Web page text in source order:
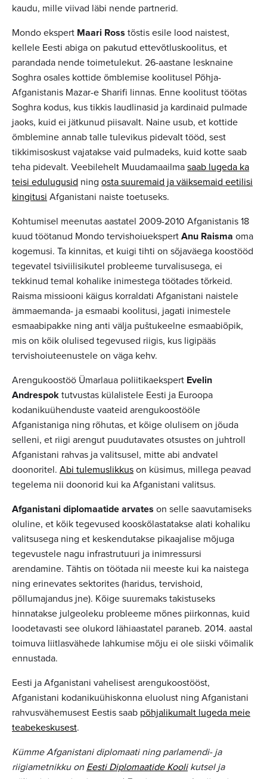
kaudu, mille viivad läbi nende partnerid.
Mondo ekspert Maari Ross tõstis esile lood naistest,
kellele Eesti abiga on pakutud ettevõtluskoolitus, et
parandada nende toimetulekut. 26-aastane lesknaine
Soghra osales kottide õmblemise koolitusel Põhja-
Afganistanis Mazar-e Sharifi linnas. Enne koolitust töötas
Soghra kodus, kus tikkis laudlinasid ja kardinaid pulmade
jaoks, kuid ei jätkunud piisavalt. Naine usub, et kottide
õmblemine annab talle tulevikus pidevalt tööd, sest
tikkimisoskust vajatakse vaid pulmadeks, kuid kotte saab
teha pidevalt. Veebilehelt Muudamaailma saab lugeda ka
teisi edulugusid ning osta suuremaid ja väiksemaid eetilisi
kingitusi Afganistani naiste toetuseks.
Kohtumisel meenutas aastatel 2009-2010 Afganistanis 18
kuud töötanud Mondo tervishoiuekspert Anu Raisma oma
kogemusi. Ta kinnitas, et kuigi tihti on sõjaväega koostööd
tegevatel tsiviilisikutel probleeme turvalisusega, ei
tekkinud temal kohalike inimestega töötades tõrkeid.
Raisma missiooni käigus korraldati Afganistani naistele
ämmaemanda- ja esmaabi koolitusi, jagati inimestele
esmaabipakke ning anti välja puštukeelne esmaabiõpik,
mis on kõik olulised tegevused riigis, kus ligipääs
tervishoiuteenustele on väga kehv.
Arengukoostöö Ümarlaua poliitikaekspert Evelin
Andrespok tutvustas külalistele Eesti ja Euroopa
kodanikuühenduste vaateid arengukoostööle
Afganistaniga ning rõhutas, et kõige olulisem on jõuda
selleni, et riigi arengut puudutavates otsustes on juhtroll
Afganistani rahvas ja valitsusel, mitte abi andvatel
doonoritel. Abi tulemuslikkus on küsimus, millega peavad
tegelema nii doonorid kui ka Afganistani valitsus.
Afganistani diplomaatide arvates on selle saavutamiseks
oluline, et kõik tegevused kooskõlastatakse alati kohaliku
valitsusega ning et keskendutakse pikaajalise mõjuga
tegevustele nagu infrastrutuuri ja inimressursi
arendamine. Tähtis on töötada nii meeste kui ka naistega
ning erinevates sektorites (haridus, tervishoid,
põllumajandus jne). Kõige suuremaks takistuseks
hinnatakse julgeoleku probleeme mõnes piirkonnas, kuid
loodetavasti see olukord lähiaastatel paraneb. 2014. aastal
toimuva liitlasvähede lahkumise mõju ei ole siiski võimalik
ennustada.
Eesti ja Afganistani vahelisest arengukoostööst,
Afganistani kodanikuühiskonna eluolust ning Afganistani
rahvusvähemusest Eestis saab põhjalikumalt lugeda meie
teabekeskusest.
Kümme Afganistani diplomaati ning parlamendi- ja
riigiametnikku on Eesti Diplomaatide Koolikutsel ja